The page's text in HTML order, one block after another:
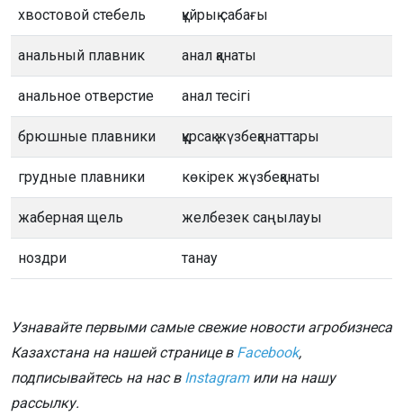
хвостовой стебель құйрық сабағы
анальный плавник анал қанаты
анальное отверстие анал тесігі
брюшные плавники құрсақ жүзбеқанаттары
грудные плавники көкірек жүзбеқанаты
жаберная щель желбезек саңылауы
ноздри танау
Узнавайте первыми самые свежие новости агробизнеса
Казахстана на нашей странице в Facebook,
подписывайтесь на нас в Instagramили на нашу
рассылку.